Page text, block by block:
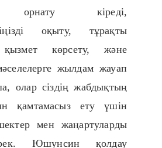
орнату кіреді,
оқыту, тұрақты
қызмет көрсету, және
жылдам жауап
олар сіздің жабдықтың
қамтамасыз ету үшін
мен жаңартуларды
Юшунсин қолдау